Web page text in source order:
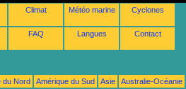
Climat Météo marine Cyclones
FAQ Langues Contact
du Nord Amérique du Sud Asie
Australie-Océanie